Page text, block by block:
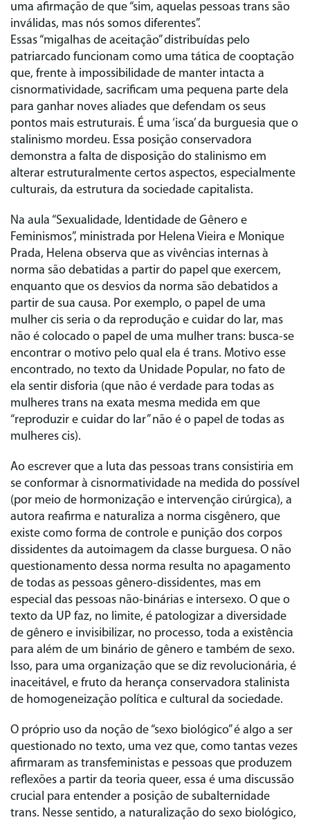
uma afirmação de que “sim, aquelas pessoas trans são
inválidas, mas nós somos diferentes”.
Essas “migalhas de aceitação” distribuídas pelo
patriarcado funcionam como uma tática de cooptação
que, frente à impossibilidade de manter intacta a
cisnormatividade, sacrificam uma pequena parte dela
para ganhar noves aliades que defendam os seus
pontos mais estruturais. É uma ‘isca’ da burguesia que o
stalinismo mordeu. Essa posição conservadora
demonstra a falta de disposição do stalinismo em
alterar estruturalmente certos aspectos, especialmente
culturais, da estrutura da sociedade capitalista.
Na aula “Sexualidade, Identidade de Gênero e
Feminismos”, ministrada por Helena Vieira e Monique
Prada, Helena observa que as vivências internas à
norma são debatidas a partir do papel que exercem,
enquanto que os desvios da norma são debatidos a
partir de sua causa. Por exemplo, o papel de uma
mulher cis seria o da reprodução e cuidar do lar, mas
não é colocado o papel de uma mulher trans: busca-se
encontrar o motivo pelo qual ela é trans. Motivo esse
encontrado, no texto da Unidade Popular, no fato de
ela sentir disforia (que não é verdade para todas as
mulheres trans na exata mesma medida em que
“reproduzir e cuidar do lar” não é o papel de todas as
mulheres cis).
Ao escrever que a luta das pessoas trans consistiria em
se conformar à cisnormatividade na medida do possível
(por meio de hormonização e intervenção cirúrgica), a
autora reafirma e naturaliza a norma cisgênero, que
existe como forma de controle e punição dos corpos
dissidentes da autoimagem da classe burguesa. O não
questionamento dessa norma resulta no apagamento
de todas as pessoas gênero-dissidentes, mas em
especial das pessoas não-binárias e intersexo. O que o
texto da UP faz, no limite, é patologizar a diversidade
de gênero e invisibilizar, no processo, toda a existência
para além de um binário de gênero e também de sexo.
Isso, para uma organização que se diz revolucionária, é
inaceitável, e fruto da herança conservadora stalinista
de homogeneização política e cultural da sociedade.
O próprio uso da noção de “sexo biológico” é algo a ser
questionado no texto, uma vez que, como tantas vezes
afirmaram as transfeministas e pessoas que produzem
reflexões a partir da teoria queer, essa é uma discussão
crucial para entender a posição de subalternidade
trans. Nesse sentido, a naturalização do sexo biológico,